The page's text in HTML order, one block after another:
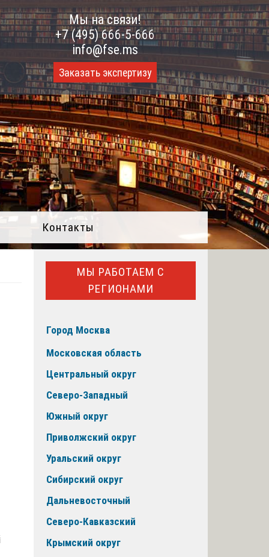
Мы на связи!
+7 (495) 666-5-666
info@fse.ms
Заказать экспертизу
Контакты
МЫ РАБОТАЕМ С
РЕГИОНАМИ
Город Москва
Московская область
Центральный округ
Северо-Западный
Южный округ
Приволжский округ
Уральский округ
Сибирский округ
Дальневосточный
Северо-Кавказский
Крымский округ